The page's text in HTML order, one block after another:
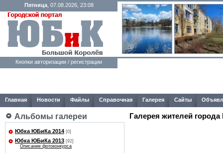
Пятница, 07.08.2026, 23:08
Кнопки авторизации / регистрации
Главная Новости Файлы Справочная Галерея Сайты
Альбомы галереи
Юбка ЮБиКа 2014 [0]
Юбка ЮБиКа 2013 [92]
Описание фотоконкурса
Галерея жителей города